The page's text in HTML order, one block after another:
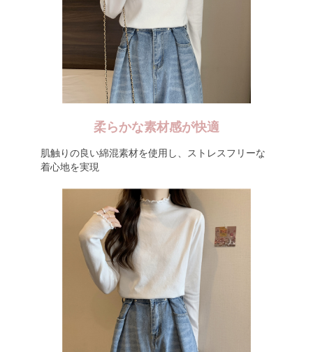
柔らかな素材感が快適
肌触りの良い綿混素材を使用し、ストレスフリーな
着心地を実現